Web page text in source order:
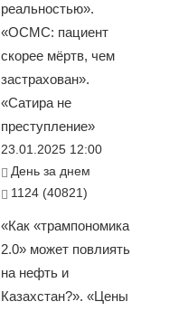
реальностью».
«ОСМС: пациент
скорее мёртв, чем
застрахован».
«Сатира не
преступление»
23.01.2025 12:00
День за днем
1124 (40821)
«Как «трампономика
2.0» может повлиять
на нефть и
Казахстан?». «Цены